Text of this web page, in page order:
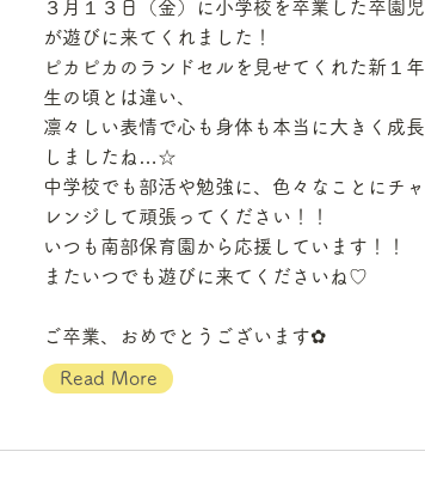
３月１３日（金）に小学校を卒業した卒園児
が遊びに来てくれました！
ピカピカのランドセルを見せてくれた新１年
生の頃とは違い、
凛々しい表情で心も身体も本当に大きく成長
しましたね…☆
中学校でも部活や勉強に、色々なことにチャ
レンジして頑張ってください！！
いつも南部保育園から応援しています！！
またいつでも遊びに来てくださいね♡
ご卒業、おめでとうございます✿
Read More